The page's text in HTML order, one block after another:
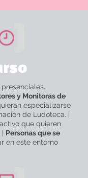
presenciales.
y Monitorasde
especializarse
de Ludoteca. |
que quieren
Personas que se
en este entorno